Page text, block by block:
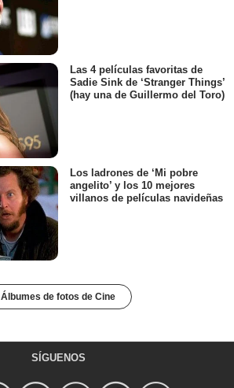
Las 4 películas favoritas de
Sadie Sink de ‘Stranger Things’
(hay una de Guillermo del Toro)
Los ladrones de ‘Mi pobre
angelito’ y los 10 mejores
villanos de películas navideñas
Álbumes de fotos de Cine
SÍGUENOS